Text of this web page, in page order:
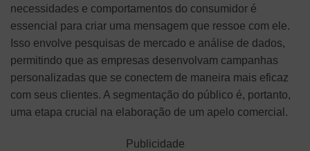
necessidades e comportamentos do consumidor é
essencial para criar uma mensagem que ressoe com ele.
Isso envolve pesquisas de mercado e análise de dados,
permitindo que as empresas desenvolvam campanhas
personalizadas que se conectem de maneira mais eficaz
com seus clientes. A segmentação do público é, portanto,
uma etapa crucial na elaboração de um apelo comercial.
Publicidade